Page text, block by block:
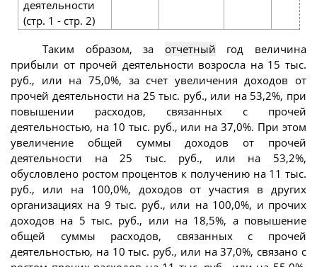
деятельности
(стр. 1 - стр. 2)
Таким образом, за отчетный год величина
прибыли от прочей деятельности возросла на 15 тыс.
руб., или на 75,0%, за счет увеличения доходов от
прочей деятельности на 25 тыс. руб., или на 53,2%, при
повышении расходов, связанных с прочей
деятельностью, на 10 тыс. руб., или на 37,0%. При этом
увеличение общей суммы доходов от прочей
деятельности на 25 тыс. руб., или на 53,2%,
обусловлено ростом процентов к получению на 11 тыс.
руб., или на 100,0%, доходов от участия в других
организациях на 9 тыс. руб., или на 100,0%, и прочих
доходов на 5 тыс. руб., или на 18,5%, а повышение
общей суммы расходов, связанных с прочей
деятельностью, на 10 тыс. руб., или на 37,0%, связано с